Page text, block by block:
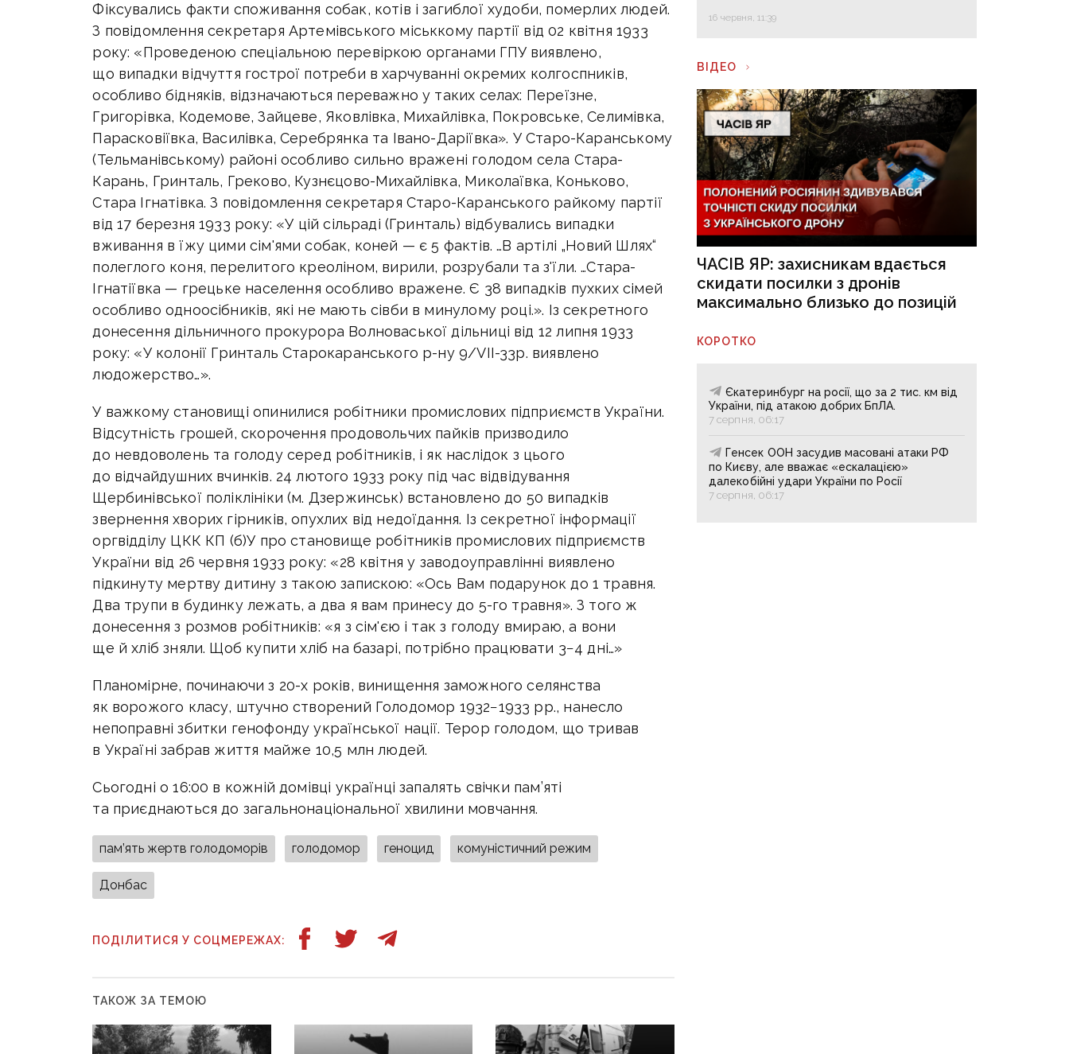
Фіксувались факти споживання собак, котів і загиблої худоби, померлих людей.
З повідомлення секретаря Артемівського міськкому партії від 02 квітня 1933
року: «Проведеною спеціальною перевіркою органами ГПУ виявлено,
що випадки відчуття гострої потреби в харчуванні окремих колгоспників,
особливо бідняків, відзначаються переважно у таких селах: Переїзне,
Григорівка, Кодемове, Зайцеве, Яковлівка, Михайлівка, Покровське, Селимівка,
Парасковіївка, Василівка, Серебрянка та Івано-Даріївка». У Старо-Каранському
(Тельманівському) районі особливо сильно вражені голодом села Стара-
Карань, Гринталь, Греково, Кузнєцово-Михайлівка, Миколаївка, Коньково,
Стара Ігнатівка. З повідомлення секретаря Старо-Каранського райкому партії
від 17 березня 1933 року: «У цій сільраді (Гринталь) відбувались випадки
вживання в їжу цими сім'ями собак, коней — є 5 фактів. …В артілі „Новий Шлях“
полеглого коня, перелитого креоліном, вирили, розрубали та з'їли. …Стара-
Ігнатіївка — грецьке населення особливо вражене. Є 38 випадків пухких сімей
особливо одноосібників, які не мають сівби в минулому році.». Із секретного
донесення дільничного прокурора Волноваської дільниці від 12 липня 1933
року: «У колонії Гринталь Старокаранського р-ну 9/VII-33р. виявлено
людожерство…».
У важкому становищі опинилися робітники промислових підприємств України.
Відсутність грошей, скорочення продовольчих пайків призводило
до невдоволень та голоду серед робітників, і як наслідок з цього
до відчайдушних вчинків. 24 лютого 1933 року під час відвідування
Щербинівської поліклініки (м. Дзержинськ) встановлено до 50 випадків
звернення хворих гірників, опухлих від недоїдання. Із секретної інформації
оргвідділу ЦКК КП (б)У про становище робітників промислових підприємств
України від 26 червня 1933 року: «28 квітня у заводоуправлінні виявлено
підкинуту мертву дитину з такою запискою: «Ось Вам подарунок до 1 травня.
Два трупи в будинку лежать, а два я вам принесу до 5-го травня». З того ж
донесення з розмов робітників: «я з сім'єю і так з голоду вмираю, а вони
ще й хліб зняли. Щоб купити хліб на базарі, потрібно працювати 3−4 дні…»
Планомірне, починаючи з 20-х років, винищення заможного селянства
як ворожого класу, штучно створений Голодомор 1932−1933 рр., нанесло
непоправні збитки генофонду української нації. Терор голодом, що тривав
в Україні забрав життя майже 10,5 млн людей.
Сьогодні о 16:00 в кожній домівці українці запалять свічки пам’яті
та приєднаються до загальнонаціональної хвилини мовчання.
пам’ять жертв голодоморів голодомор геноцид комуністичний режим
Донбас
ПОДІЛИТИСЯ У СОЦМЕРЕЖАХ:
ТАКОЖ ЗА ТЕМОЮ
16 червня, 11:39
ВІДЕО
ЧАСІВ ЯР: захисникам вдається
скидати посилки з дронів
максимально близько до позицій
КОРОТКО
Єкатеринбург на росії, що за 2 тис. км від
України, під атакою добрих БпЛА.
7 серпня, 06:17
Генсек ООН засудив масовані атаки РФ
по Києву, але вважає «ескалацією»
далекобійні удари України по Росії
7 серпня, 06:17